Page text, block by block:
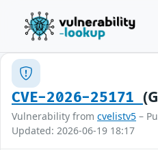
CVE-2026-25171
Vulnerability from cvelistv5 –
Updated: 2026-06-19 18:17